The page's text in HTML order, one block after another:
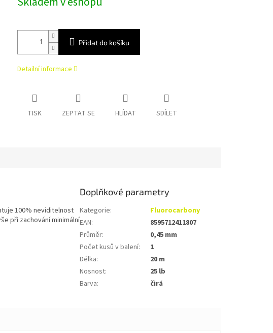
cena:
Přidat do košíku
Detailní informace
TISK ZEPTAT SE HLÍDAT SDÍLET
100% neviditelnost
při zachování minimální
Doplňkové parametry
Kategorie:
Fluorocarbony
EAN:
8595712411807
Průměr:
0,45 mm
Počet kusů v balení:
1
Délka:
20 m
Nosnost:
25 lb
Barva: čirá